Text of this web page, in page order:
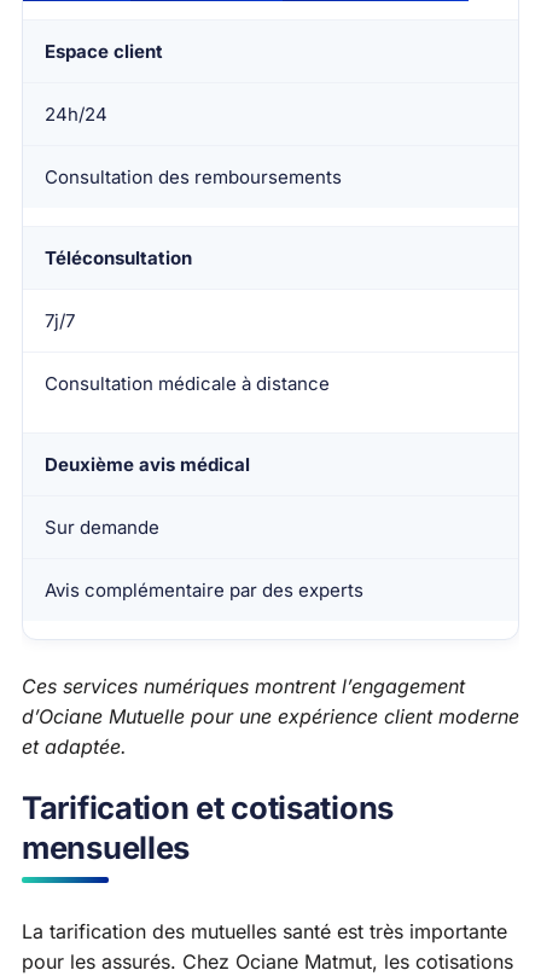
Espace client
24h/24
Consultation des remboursements
Téléconsultation
7j/7
Consultation médicale à distance
Deuxième avis médical
Sur demande
Avis complémentaire par des experts
Ces services numériques montrent l’engagement
d’Ociane Mutuelle pour une expérience client moderne
et adaptée.
Tarification et cotisations
mensuelles
La tarification des mutuelles santé est très importante
pour les assurés. Chez Ociane Matmut, les cotisations